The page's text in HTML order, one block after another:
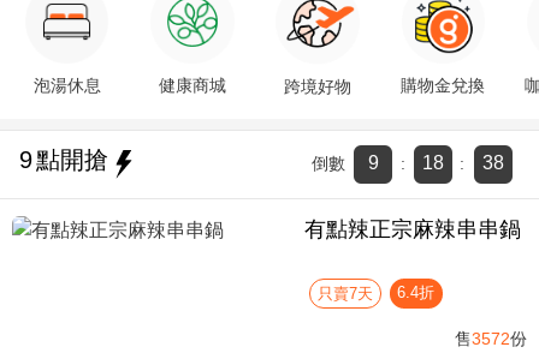
泡湯休息 健康商城 跨境好物 購物金兌換
9點開搶 倒數 9 : 18 : 38
有點辣正宗麻辣串串鍋
只賣7天 6.4折
售3572份